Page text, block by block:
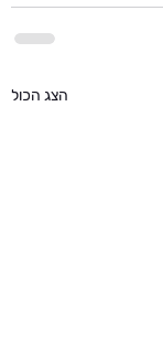
הצג הכול